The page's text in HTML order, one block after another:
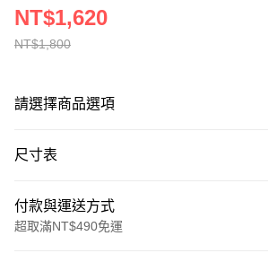
NT$1,800
NT$1,620
請選擇商品選項
尺寸表
付款與運送方式
超取滿NT$490免運